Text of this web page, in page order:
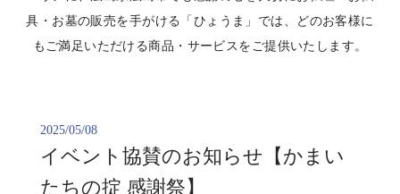
具・お墓の販売を手がける「ひょうま」では、どのお客様に
もご満足いただける商品・サービスをご提供いたします。
2025/05/08
イベント協賛のお知らせ【かまい
たちの掟 感謝祭】